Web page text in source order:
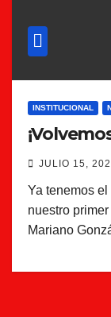
INSTITUCIONAL
JULIO 15,
Ya tenemos
nuestro
Mariano